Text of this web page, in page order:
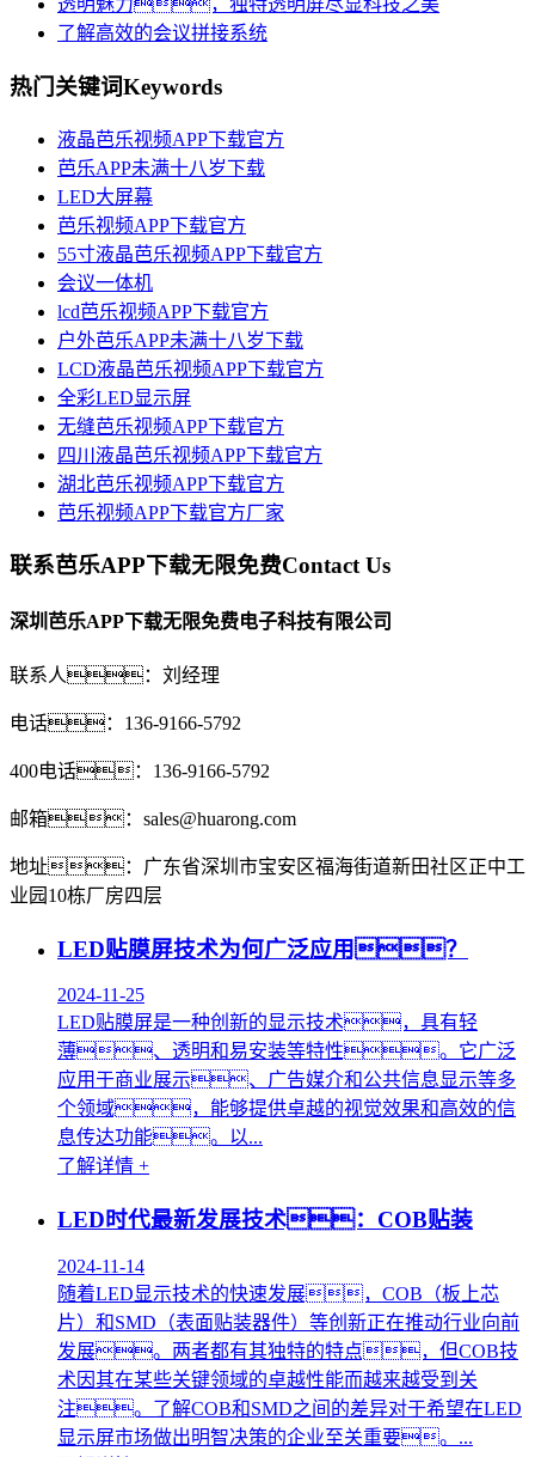
透明魅力，独特透明屏尽显科技之美
了解高效的会议拼接系统
热门关键词Keywords
液晶芭乐视频APP下载官方
芭乐APP未满十八岁下载
LED大屏幕
芭乐视频APP下载官方
55寸液晶芭乐视频APP下载官方
会议一体机
lcd芭乐视频APP下载官方
户外芭乐APP未满十八岁下载
LCD液晶芭乐视频APP下载官方
全彩LED显示屏
无缝芭乐视频APP下载官方
四川液晶芭乐视频APP下载官方
湖北芭乐视频APP下载官方
芭乐视频APP下载官方厂家
联系芭乐APP下载无限免费Contact Us
深圳芭乐APP下载无限免费电子科技有限公司
联系人：刘经理
电话：136-9166-5792
400电话：136-9166-5792
邮箱：sales@huarong.com
地址：广东省深圳市宝安区福海街道新田社区正中工
业园10栋厂房四层
LED贴膜屏技术为何广泛应用？
2024-11-25
LED贴膜屏是一种创新的显示技术，具有轻
薄、透明和易安装等特性。它广泛
应用于商业展示、广告媒介和公共信息显示等多
个领域，能够提供卓越的视觉效果和高效的信
息传达功能。以...
了解详情 +
LED时代最新发展技术：COB贴装
2024-11-14
随着LED显示技术的快速发展，COB（板上芯
片）和SMD（表面贴装器件）等创新正在推动行业向前
发展。两者都有其独特的特点，但COB技
术因其在某些关键领域的卓越性能而越来越受到关
注。了解COB和SMD之间的差异对于希望在LED
显示屏市场做出明智决策的企业至关重要。...